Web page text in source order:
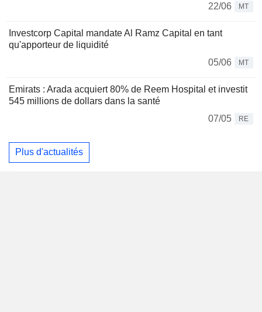
22/06
MT
Investcorp Capital mandate Al Ramz Capital en tant
qu'apporteur de liquidité
05/06
MT
Emirats : Arada acquiert 80% de Reem Hospital et investit
545 millions de dollars dans la santé
07/05
RE
Plus d'actualités